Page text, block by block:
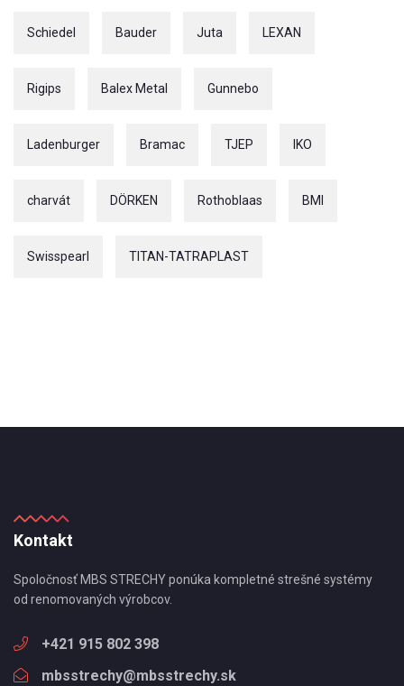
Schiedel Bauder Juta LEXAN
Rigips Balex Metal Gunnebo
Ladenburger Bramac TJEP IKO
charvát DÖRKEN Rothoblaas BMI
Swisspearl TITAN-TATRAPLAST
Kontakt
Spoločnosť MBS STRECHY ponúka kompletné strešné systémy
od renomovaných výrobcov.
+421 915 802 398
mbsstrechy@mbsstrechy.sk